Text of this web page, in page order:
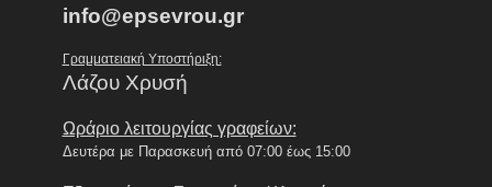
info@epsevrou.gr
Γραμματειακή Υποστήριξη:
Λάζου Χρυσή
Ωράριο λειτουργίας γραφείων:
Δευτέρα με Παρασκευή από 07:00 έως 15:00